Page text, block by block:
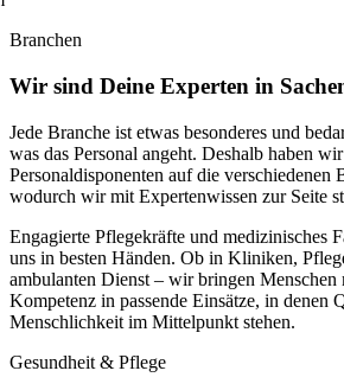
Branchen
Wir sind Deine Experten in
Jede Branche ist etwas besonderes und
was das Personal angeht. Deshalb haben
Personaldisponenten auf die verschiedenen
wodurch wir mit Expertenwissen zur Seite
Engagierte Pflegekräfte und medizinisches
uns in besten Händen. Ob in Kliniken,
ambulanten Dienst – wir bringen Menschen
Kompetenz in passende Einsätze, in denen
Menschlichkeit im Mittelpunkt stehen.
Gesundheit & Pflege